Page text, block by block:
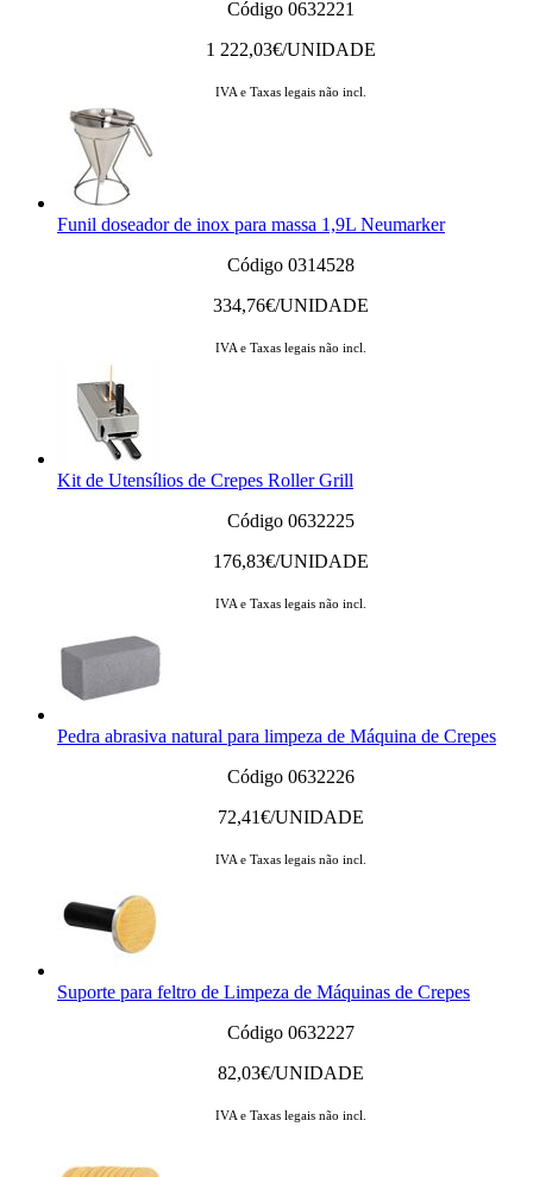
Código 0632221
1 222,03€/UNIDADE
IVA e Taxas legais não incl.
Funil doseador de inox para massa 1,9L Neumarker
Código 0314528
334,76€/UNIDADE
IVA e Taxas legais não incl.
Kit de Utensílios de Crepes Roller Grill
Código 0632225
176,83€/UNIDADE
IVA e Taxas legais não incl.
Pedra abrasiva natural para limpeza de Máquina de Crepes
Código 0632226
72,41€/UNIDADE
IVA e Taxas legais não incl.
Suporte para feltro de Limpeza de Máquinas de Crepes
Código 0632227
82,03€/UNIDADE
IVA e Taxas legais não incl.